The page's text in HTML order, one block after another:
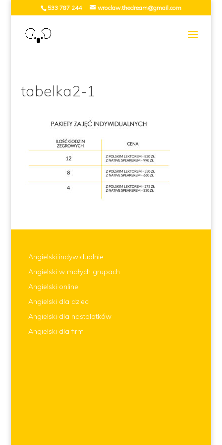
533 787 244 wroclaw.thedream@gmail.com
tabelka2-1
Angielski indywidualnie
Angielski w małych grupach
Angielski online
Angielski dla dzieci
Angielski dla nastolatków
Angielski dla firm